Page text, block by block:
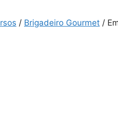
/ Brigadeiro Gourmet /